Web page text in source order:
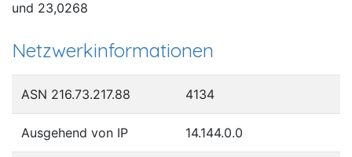
und 23,0268
Netzwerkinformationen
ASN 216.73.217.88 4134
Ausgehend von IP 14.144.0.0